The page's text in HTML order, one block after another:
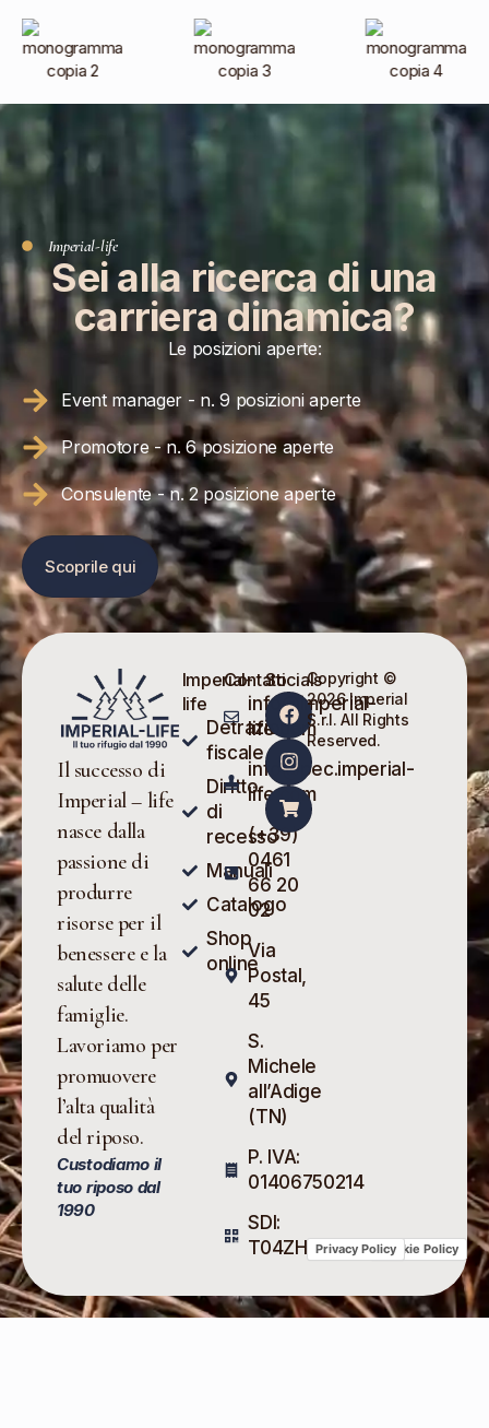
Imperial-life
Sei alla ricerca di una
carriera dinamica?
Le posizioni aperte:
Event manager - n. 9 posizioni aperte
Promotore - n. 6 posizione aperte
Consulente - n. 2 posizione aperte
Scoprile qui
Il successo di
Imperial – life
nasce dalla
passione di
produrre
risorse per il
benessere e la
salute delle
famiglie.
Lavoriamo per
promuovere
l’alta qualità
del riposo.
Custodiamo il
tuo riposo dal
1990
Imperial-
life
Detrazione
fiscale
Diritto
di
recesso
Manuali
Catalogo
Shop
online
Contatti
info@imperial-
life.com
info@pec.imperial-
life.com
(+39)
0461
66 20
02
Via
Postal,
45
S.
Michele
all’Adige
(TN)
P. IVA:
01406750214
SDI:
T04ZHR3
SocialsCopyright ©
2026 Imperial
S.r.l. All Rights
Reserved.
Cookie Policy
Privacy Policy